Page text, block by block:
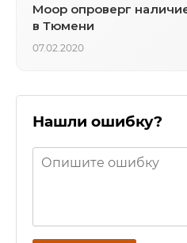
Моор опроверг
в Тюмени
07.02.2020
Нашли ошибку?